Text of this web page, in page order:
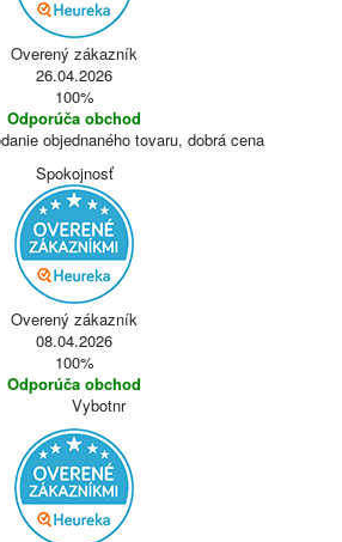
Overený zákazník
26.04.2026
100%
Odporúča obchod
objednaného tovaru, dobrá cena
Spokojnosť
Overený zákazník
08.04.2026
100%
Odporúča obchod
Vybotnr